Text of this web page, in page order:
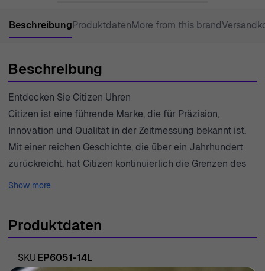
BeschreibungProduktdatenMore from this brand
Beschreibung
Entdecken Sie Citizen Uhren
Citizen ist eine führende Marke, die für Präzision,
Innovation und Qualität in der Zeitmessung bekannt ist.
Mit einer reichen Geschichte, die über ein Jahrhundert
zurückreicht, hat Citizen kontinuierlich die Grenzen des
Uhrenmachens verschoben und stellt sicher, dass ihre
das Leben ihrer Träger verbessern, indem sie moderne
Ethos zeigt sich in ihrer Eco-Drive-Technologie, die
Show more
Produktdaten
SKUEP6051-14L